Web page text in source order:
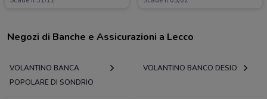
Negozi di Banche e Assicurazioni a Lecco
VOLANTINO BANCA
POPOLARE DI SONDRIO
VOLANTINO BANCO DESIO